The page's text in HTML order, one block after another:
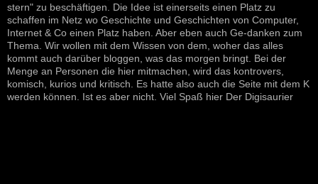
stern" zu beschäftigen. Die Idee ist einerseits einen Platz zu
schaffen im Netz wo Geschichte und Geschichten von Computer,
Internet & Co einen Platz haben. Aber eben auch Ge-danken zum
Thema. Wir wollen mit dem Wissen von dem, woher das alles
kommt auch darüber bloggen, was das morgen bringt. Bei der
Menge an Personen die hier mitmachen, wird das kontrovers,
komisch, kurios und kritisch. Es hatte also auch die Seite mit dem K
werden können. Ist es aber nicht. Viel Spaß hier Der Digisaurier